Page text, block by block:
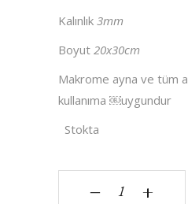
Kalınlık 3mm
Boyut 20x30cm
Makrome ayna ve tüm
kullanıma ￼uygundur
Stokta
20x30 Ayna
‒ +